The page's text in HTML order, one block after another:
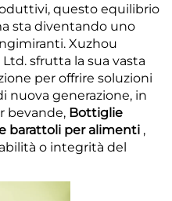
questo equilibrio
sta diventando uno
Xuzhou
sfrutta la sua vasta
per offrire soluzioni
nuova generazione, in
bevande, Bottiglie
barattoli per alimenti ,
o integrità del